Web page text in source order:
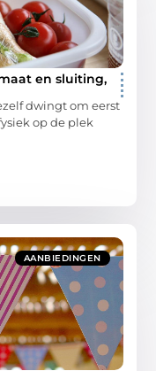
en sluiting,
dwingt om eerst
op de plek
AANBIEDINGEN